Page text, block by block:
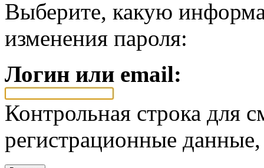
Выберите, какую
изменения пароля:
Логин или email:
Контрольная строка для
регистрационные